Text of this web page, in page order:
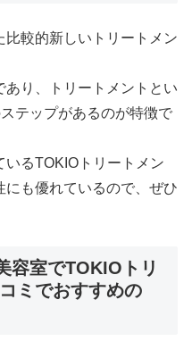
較的新しいトリートメン
あり、トリートメントとい
テップがあるのが特徴で
るTOKIOトリートメン
にも優れているので、ぜひ
容室でTOKIOトリ
ミでおすすめの